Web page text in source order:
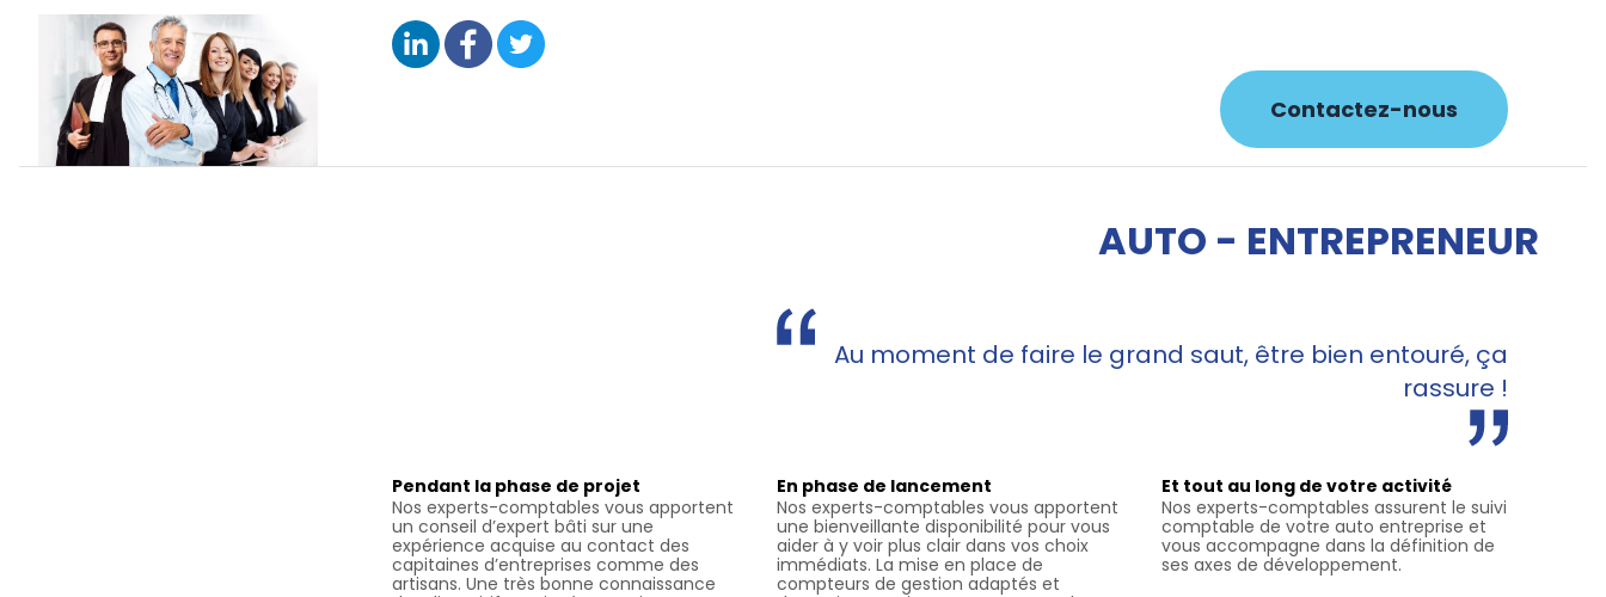
Contactez-nous
AUTO - ENTREPRENEUR
Au moment de faire le grand saut, être bien entouré, ça
rassure !
Pendant la phase de projet
Nos experts-comptables vous apportent
un conseil d’expert bâti sur une
expérience acquise au contact des
capitaines d’entreprises comme des
artisans. Une très bonne connaissance
En phase de lancement
Nos experts-comptables vous apportent
une bienveillante disponibilité pour vous
aider à y voir plus clair dans vos choix
immédiats. La mise en place de
compteurs de gestion adaptés et
Et tout au long de votre activité
Nos experts-comptables assurent le suivi
comptable de votre auto entreprise et
vous accompagne dans la définition de
ses axes de développement.